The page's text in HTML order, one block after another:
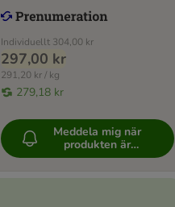
Individuellt 304,00 kr
297,00 kr
291,20 kr / kg
279,18 kr
Meddela mig när
produkten är
tillgänglig